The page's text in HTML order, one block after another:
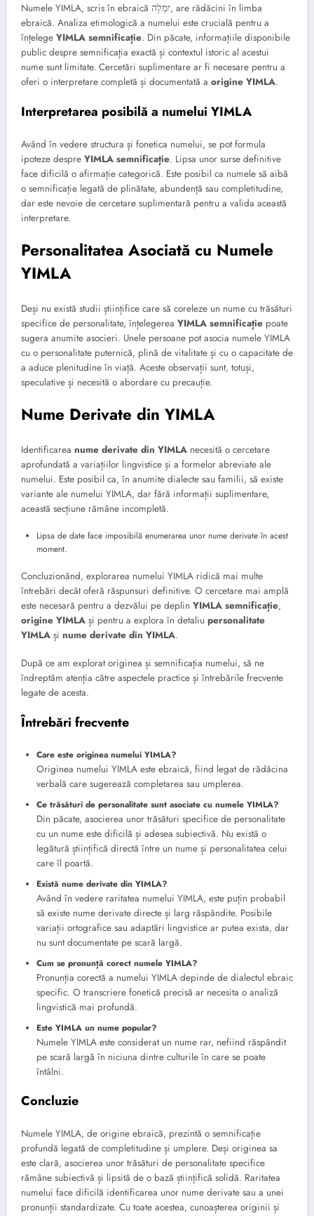
Numele YIMLA, scris în ebraică יִמְלָה, are rădăcini în limba
ebraică. Analiza etimologică a numelui este crucială pentru a
înțelege YIMLA semnificație. Din păcate, informațiile disponibile
public despre semnificația exactă și contextul istoric al acestui
nume sunt limitate. Cercetări suplimentare ar fi necesare pentru a
oferi o interpretare completă și documentată a origine YIMLA.
Interpretarea posibilă a numelui YIMLA
Având în vedere structura și fonetica numelui, se pot formula
ipoteze despre YIMLA semnificație. Lipsa unor surse definitive
face dificilă o afirmație categorică. Este posibil ca numele să aibă
o semnificație legată de plinătate, abundență sau completitudine,
dar este nevoie de cercetare suplimentară pentru a valida această
interpretare.
Personalitatea Asociată cu Numele
YIMLA
Deși nu există studii științifice care să coreleze un nume cu trăsături
specifice de personalitate, înțelegerea YIMLA semnificație poate
sugera anumite asocieri. Unele persoane pot asocia numele YIMLA
cu o personalitate puternică, plină de vitalitate și cu o capacitate de
a aduce plenitudine în viață. Aceste observații sunt, totuși,
speculative și necesită o abordare cu precauție.
Nume Derivate din YIMLA
Identificarea nume derivate din YIMLA necesită o cercetare
aprofundată a variațiilor lingvistice și a formelor abreviate ale
numelui. Este posibil ca, în anumite dialecte sau familii, să existe
variante ale numelui YIMLA, dar fără informații suplimentare,
această secțiune rămâne incompletă.
Lipsa de date face imposibilă enumerarea unor nume derivate în acest
moment.
Concluzionând, explorarea numelui YIMLA ridică mai multe
întrebări decât oferă răspunsuri definitive. O cercetare mai amplă
este necesară pentru a dezvălui pe deplin YIMLA semnificație,
origine YIMLA și pentru a explora în detaliu personalitate
YIMLA și nume derivate din YIMLA.
După ce am explorat originea și semnificația numelui, să ne
îndreptăm atenția către aspectele practice și întrebările frecvente
legate de acesta.
Întrebări frecvente
Care este originea numelui YIMLA?
Originea numelui YIMLA este ebraică, fiind legat de rădăcina
verbală care sugerează completarea sau umplerea.
Ce trăsături de personalitate sunt asociate cu numele YIMLA?
Din păcate, asocierea unor trăsături specifice de personalitate
cu un nume este dificilă și adesea subiectivă. Nu există o
legătură științifică directă între un nume și personalitatea celui
care îl poartă.
Există nume derivate din YIMLA?
Având în vedere raritatea numelui YIMLA, este puțin probabil
să existe nume derivate directe și larg răspândite. Posibile
variații ortografice sau adaptări lingvistice ar putea exista, dar
nu sunt documentate pe scară largă.
Cum se pronunță corect numele YIMLA?
Pronunția corectă a numelui YIMLA depinde de dialectul ebraic
specific. O transcriere fonetică precisă ar necesita o analiză
lingvistică mai profundă.
Este YIMLA un nume popular?
Numele YIMLA este considerat un nume rar, nefiind răspândit
pe scară largă în niciuna dintre culturile în care se poate
întâlni.
Concluzie
Numele YIMLA, de origine ebraică, prezintă o semnificație
profundă legată de completitudine și umplere. Deși originea sa
este clară, asocierea unor trăsături de personalitate specifice
rămâne subiectivă și lipsită de o bază științifică solidă. Raritatea
numelui face dificilă identificarea unor nume derivate sau a unei
pronunții standardizate. Cu toate acestea, cunoașterea originii și